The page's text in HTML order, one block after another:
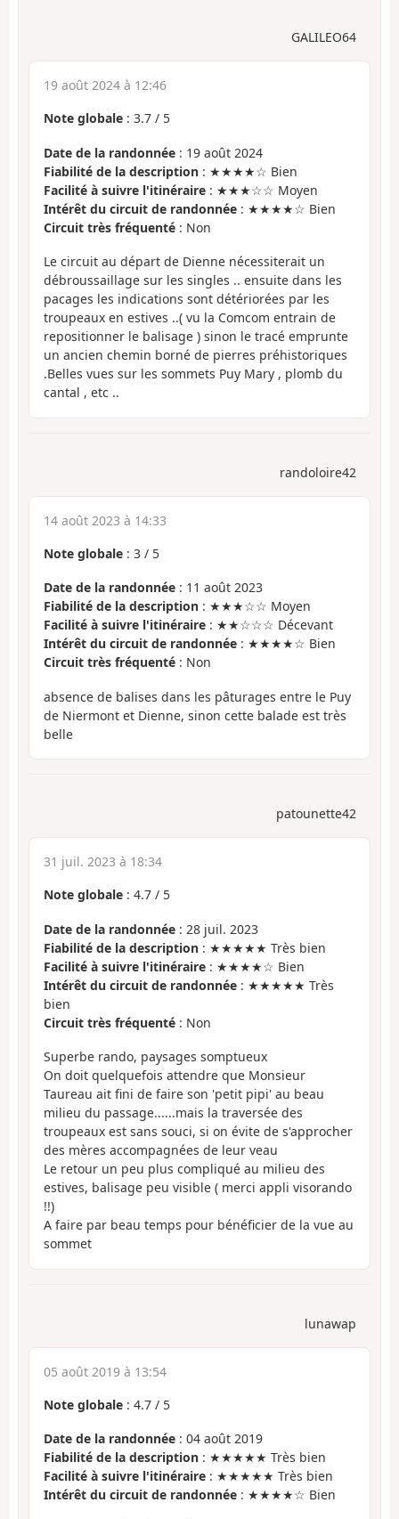
GALILEO64
19 août 2024 à 12:46
Note globale : 3.7 / 5
Date de la randonnée : 19 août 2024
Fiabilité de la description : ★★★★☆ Bien
Facilité à suivre l'itinéraire : ★★★☆☆ Moyen
Intérêt du circuit de randonnée : ★★★★☆ Bien
Circuit très fréquenté : Non
Le circuit au départ de Dienne nécessiterait un
débroussaillage sur les singles .. ensuite dans les
pacages les indications sont détériorées par les
troupeaux en estives ..( vu la Comcom entrain de
repositionner le balisage ) sinon le tracé emprunte
un ancien chemin borné de pierres préhistoriques
.Belles vues sur les sommets Puy Mary , plomb du
cantal , etc ..
randoloire42
14 août 2023 à 14:33
Note globale : 3 / 5
Date de la randonnée : 11 août 2023
Fiabilité de la description : ★★★☆☆ Moyen
Facilité à suivre l'itinéraire : ★★☆☆☆ Décevant
Intérêt du circuit de randonnée : ★★★★☆ Bien
Circuit très fréquenté : Non
absence de balises dans les pâturages entre le Puy
de Niermont et Dienne, sinon cette balade est très
belle
patounette42
31 juil. 2023 à 18:34
Note globale : 4.7 / 5
Date de la randonnée : 28 juil. 2023
Fiabilité de la description : ★★★★★ Très bien
Facilité à suivre l'itinéraire : ★★★★☆ Bien
Intérêt du circuit de randonnée : ★★★★★ Très
bien
Circuit très fréquenté : Non
Superbe rando, paysages somptueux
On doit quelquefois attendre que Monsieur
Taureau ait fini de faire son 'petit pipi' au beau
milieu du passage......mais la traversée des
troupeaux est sans souci, si on évite de s'approcher
des mères accompagnées de leur veau
Le retour un peu plus compliqué au milieu des
estives, balisage peu visible ( merci appli visorando
!!)
A faire par beau temps pour bénéficier de la vue au
sommet
lunawap
05 août 2019 à 13:54
Note globale : 4.7 / 5
Date de la randonnée : 04 août 2019
Fiabilité de la description : ★★★★★ Très bien
Facilité à suivre l'itinéraire : ★★★★★ Très bien
Intérêt du circuit de randonnée : ★★★★☆ Bien